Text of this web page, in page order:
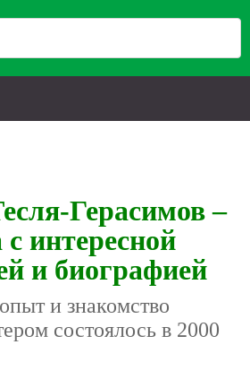
Герасимов –
с интересной
и биографией
и знакомство
состоялось в 2000